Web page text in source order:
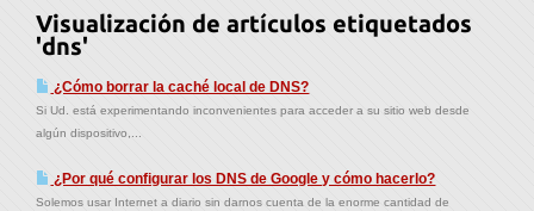
Visualización de artículos etiquetados
'dns'
¿Cómo borrar la caché local de DNS?
Si Ud. está experimentando inconvenientes para acceder a su sitio web desde
algún dispositivo,...
¿Por qué configurar los DNS de Google y cómo hacerlo?
Solemos usar Internet a diario sin darnos cuenta de la enorme cantidad de